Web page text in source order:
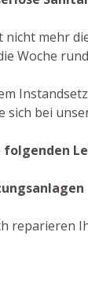
mehr
Woche
sich bei
reparieren